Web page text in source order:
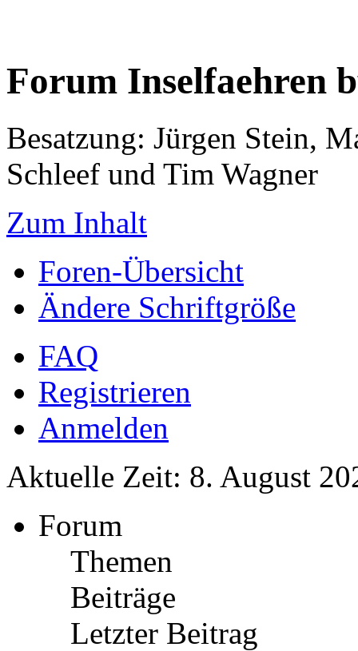
Forum Inselfaehren
Besatzung: Jürgen Stein,
Schleef und Tim Wagner
Zum Inhalt
Foren-Übersicht
Ändere Schriftgröße
FAQ
Registrieren
Anmelden
Aktuelle Zeit: 8. August
Forum
Themen
Beiträge
Letzter Beitrag